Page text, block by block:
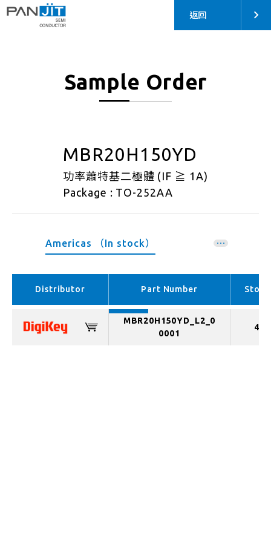
返回
Sample Order
MBR20H150YD
功率蕭特基二極體 (IF ≧ 1A)
Package : TO-252AA
Americas （In stock）
APAC （In stock）
Distributor Part Number Stock
MBR20H150YD_L2_0
0001